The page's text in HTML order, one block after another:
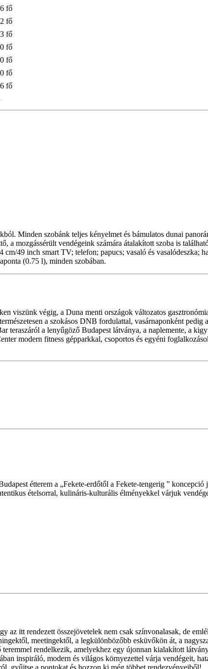
fő
fő
fő
fő
fő
fő
fő
Minden szobánk teljes kényelmet és bámulatos dunai
a mozgássérült vendégeink számára átalakított szoba is
49 inch smart TV; telefon; papucs; vasaló és vasalódeszka;
(0.75 l), minden szobában.
viszünk végig, a Duna menti országok változatos
a szokásos DNB fordulattal, vasárnaponként
a lenyűgöző Budapest látványa, a naplemente, a
modern fitness gépparkkal, csoportos és egyéni
étterem a „Fekete-erdőtől a Fekete-tengerig ”
ételsorral, kulináris-kulturális élményekkel várjuk
itt rendezett összejövetelek nem csak színvonalasak, de
meetingektől, a legkülönbözőbb esküvőkön át, a
rendelkezik, amelyekhez egy újonnan kialakított
inspiráló, modern és világos környezettel várja vendégeit,
gyűjtse a pontokat és hozzon ki még többet rendezvényeiből!